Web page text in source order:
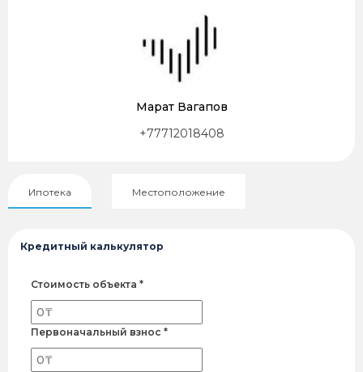
Марат Вагапов
+77712018408
Ипотека Местоположение
Кредитный калькулятор
Стоимость объекта *
Первоначальный взнос *